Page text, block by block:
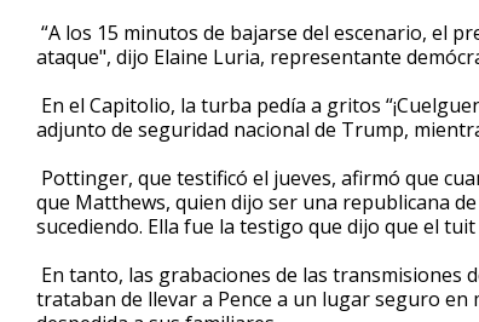
“A los 15 minutos de bajarse del escenario, el
ataque", dijo Elaine Luria, representante
En el Capitolio, la turba pedía a gritos
adjunto de seguridad nacional de Trump,
Pottinger, que testificó el jueves, afirmó que
que Matthews, quien dijo ser una republicana
sucediendo. Ella fue la testigo que dijo que el
En tanto, las grabaciones de las transmisiones
trataban de llevar a Pence a un lugar seguro en